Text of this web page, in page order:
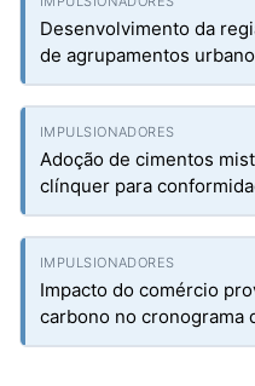
Desenvolvimento da
de agrupamentos
Adoção de cimentos
clínquer para
Impacto do comércio
carbono no cronograma